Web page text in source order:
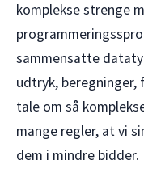
komplekse strenge
sammensatte
udtryk, beregninger,
tale om så
mange regler, at vi
dem i mindre bidder.